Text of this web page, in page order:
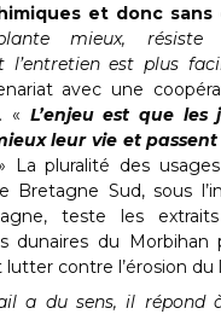
et donc sans
mieux,
l’entretien est plus
avec une
« L’enjeu est que les
leur vie et
La pluralité des
Bretagne Sud, sous
teste les extraits
dunaires du
contre l’érosion du
a du sens, il répond